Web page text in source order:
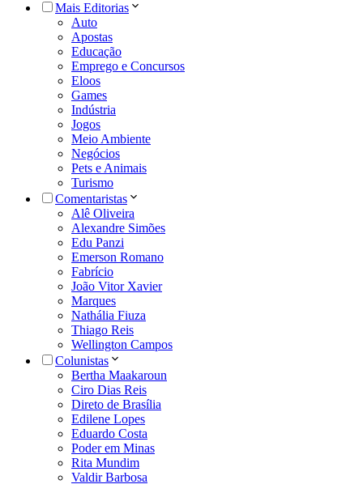
Mais Editorias
Auto
Apostas
Educação
Emprego e Concursos
Eloos
Games
Indústria
Jogos
Meio Ambiente
Negócios
Pets e Animais
Turismo
Comentaristas
Alê Oliveira
Alexandre Simões
Edu Panzi
Emerson Romano
Fabrício
João Vitor Xavier
Marques
Nathália Fiuza
Thiago Reis
Wellington Campos
Colunistas
Bertha Maakaroun
Ciro Dias Reis
Direto de Brasília
Edilene Lopes
Eduardo Costa
Poder em Minas
Rita Mundim
Valdir Barbosa